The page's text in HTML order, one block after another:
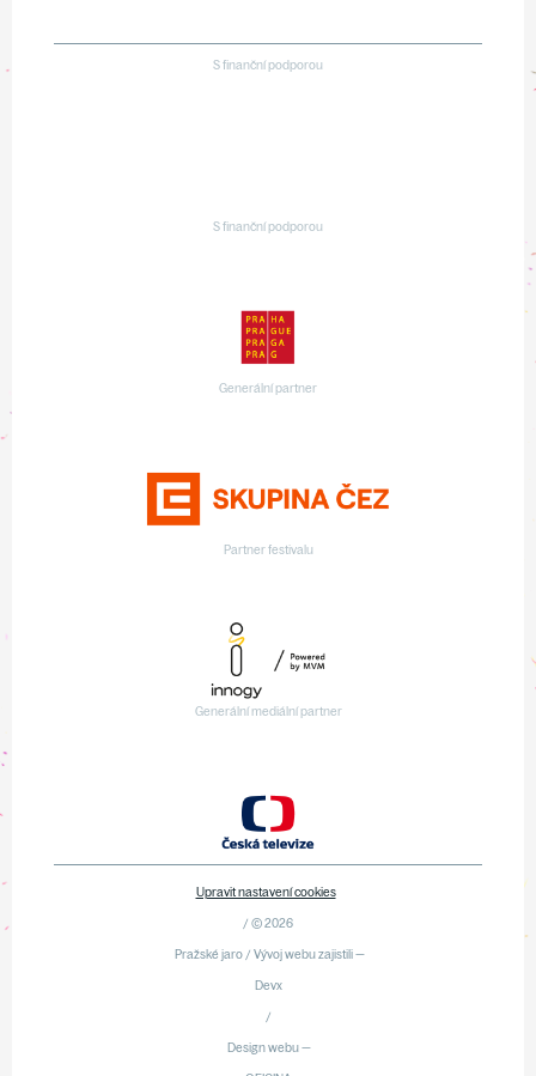
S finanční podporou
S finanční podporou
Generální partner
Partner festivalu
Generální mediální partner
Upravit nastavení cookies
/ © 2026
Pražské jaro / Vývoj webu zajistili —
Devx
/
Design webu —